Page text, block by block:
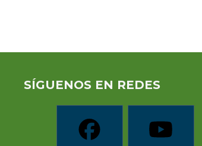
SÍGUENOS EN REDES